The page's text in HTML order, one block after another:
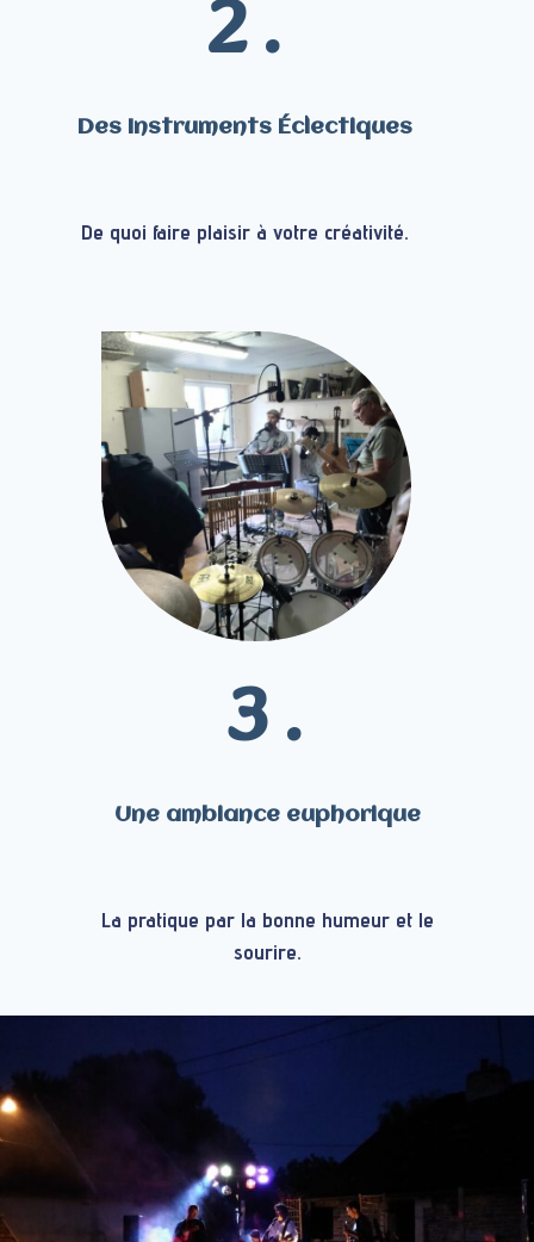
2 .
Des Instruments Éclectiques
De quoi faire plaisir à votre créativité.
3 .
Une ambiance euphorique
La pratique par la bonne humeur et le
sourire.